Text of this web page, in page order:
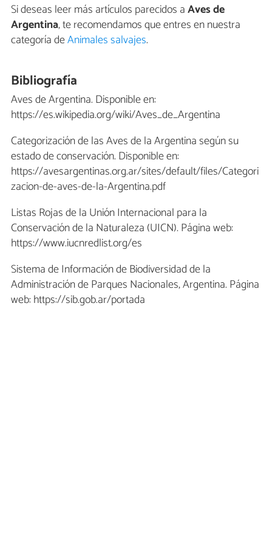
Si deseas leer más artículos parecidos aAves de
Argentina, te recomendamos que entres en nuestra
categoría deAnimales salvajes.
Bibliografía
Aves de Argentina. Disponible en:
https://es.wikipedia.org/wiki/Aves_de_Argentina
Categorización de las Aves de la Argentina según su
estado de conservación. Disponible en:
https://avesargentinas.org.ar/sites/default/files/Categori
zacion-de-aves-de-la-Argentina.pdf
Listas Rojas de la Unión Internacional para la
Conservación de la Naturaleza (UICN). Página web:
https://www.iucnredlist.org/es
Sistema de Información de Biodiversidad de la
Administración de Parques Nacionales, Argentina. Página
web: https://sib.gob.ar/portada